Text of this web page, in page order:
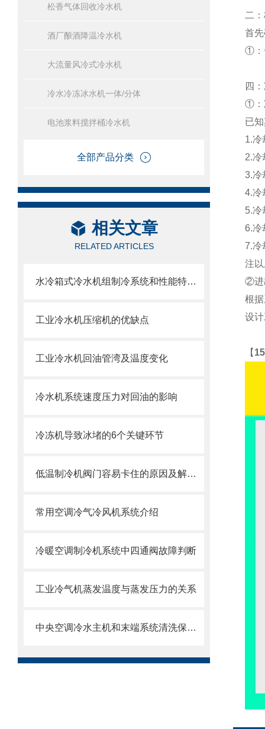
松香气体回收冷水机
酒厂酿酒降温冷水机
大流量风冷式冷水机
冷水冷冻冰水机一体/分体
电池浆料搅拌桶冷水机
全部产品分类
相关文章
RELATED ARTICLES
水冷箱式冷水机组制冷系统和性能特点介绍
工业冷水机压缩机的优缺点
工业冷水机回油管湾及温度变化
冷水机系统速度压力对回油的影响
冷冻机导致冰堵的6个关键环节
低温制冷机阀门容易卡住的原因及解决办法
常用空调冷气冷风机系统介绍
冷暖空调制冷机系统中四通阀故障判断
工业冷气机蒸发温度与蒸发压力的关系
中央空调冷水主机和末端系统清洗保养攻略
二
首
①：
四
①：
已
1.冷
2.冷
3.冷
4.冷
5.冷
6.冷
7.冷
注
②进
根
设
【